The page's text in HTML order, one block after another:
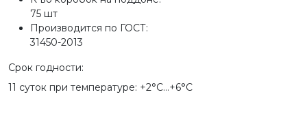
75 шт
Производится по ГОСТ:
31450-2013
Срок годности:
11 суток при температуре: +2°С...+6°С